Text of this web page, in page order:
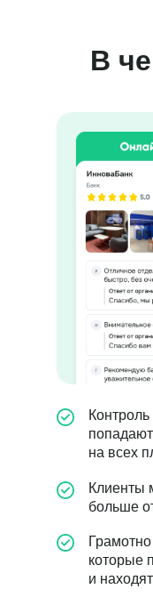
на всех
Клиенты
больше
которые
и
В